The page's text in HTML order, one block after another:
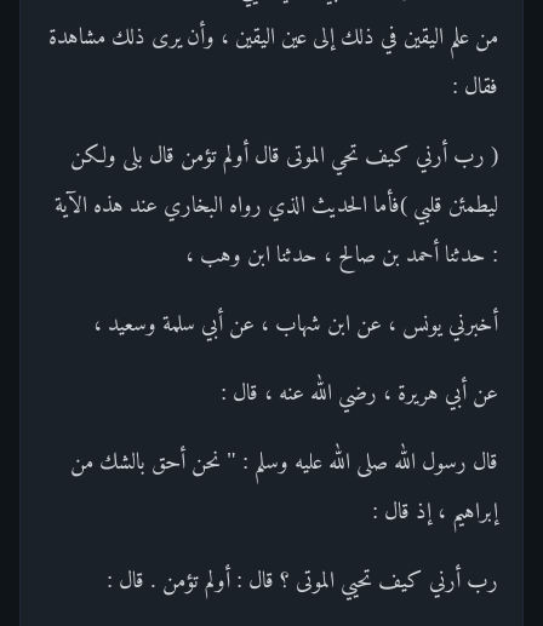
من علم اليقين في ذلك إلى عين اليقين ، وأن يرى ذلك مشاهدة
فقال :
( رب أرني كيف تحي الموتى قال أولم تؤمن قال بلى ولكن
ليطمئن قلبي )فأما الحديث الذي رواه البخاري عند هذه الآية
: حدثنا أحمد بن صالح ، حدثنا ابن وهب ،
أخبرني يونس ، عن ابن شهاب ، عن أبي سلمة وسعيد ،
عن أبي هريرة ، رضي الله عنه ، قال :
قال رسول الله صلى الله عليه وسلم : " نحن أحق بالشك من
إبراهيم ، إذ قال :
رب أرني كيف تحيي الموتى ؟ قال : أولم تؤمن . قال :